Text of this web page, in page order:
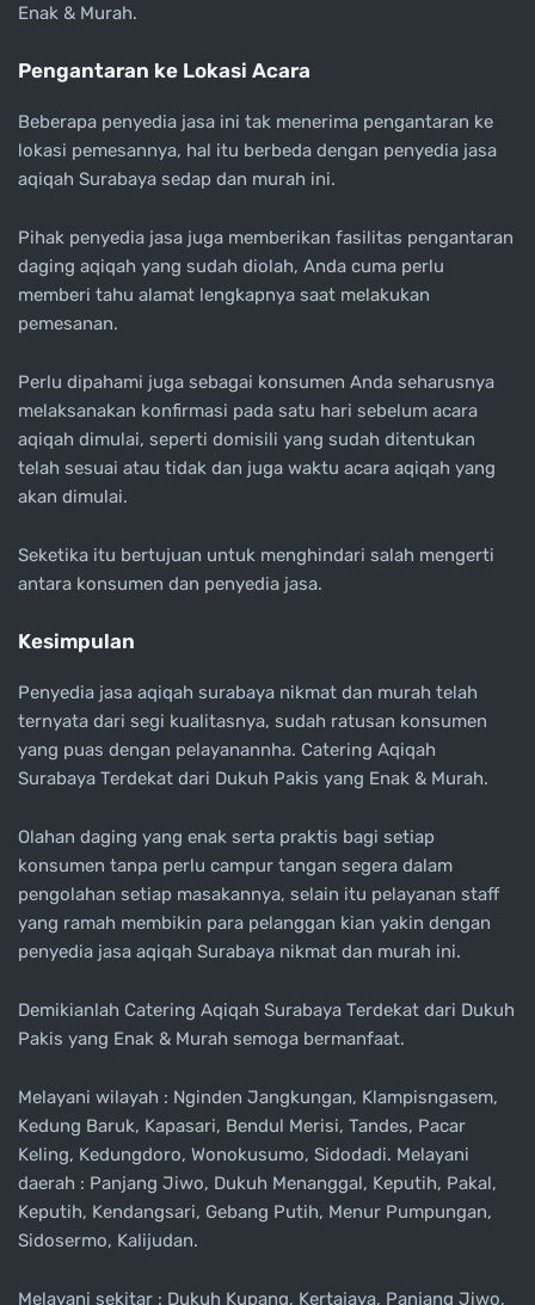
Enak & Murah.
Pengantaran ke Lokasi Acara
Beberapa penyedia jasa ini tak menerima pengantaran ke
lokasi pemesannya, hal itu berbeda dengan penyedia jasa
aqiqah Surabaya sedap dan murah ini.
Pihak penyedia jasa juga memberikan fasilitas pengantaran
daging aqiqah yang sudah diolah, Anda cuma perlu
memberi tahu alamat lengkapnya saat melakukan
pemesanan.
Perlu dipahami juga sebagai konsumen Anda seharusnya
melaksanakan konfirmasi pada satu hari sebelum acara
aqiqah dimulai, seperti domisili yang sudah ditentukan
telah sesuai atau tidak dan juga waktu acara aqiqah yang
akan dimulai.
Seketika itu bertujuan untuk menghindari salah mengerti
antara konsumen dan penyedia jasa.
Kesimpulan
Penyedia jasa aqiqah surabaya nikmat dan murah telah
ternyata dari segi kualitasnya, sudah ratusan konsumen
yang puas dengan pelayanannha. Catering Aqiqah
Surabaya Terdekat dari Dukuh Pakis yang Enak & Murah.
Olahan daging yang enak serta praktis bagi setiap
konsumen tanpa perlu campur tangan segera dalam
pengolahan setiap masakannya, selain itu pelayanan staff
yang ramah membikin para pelanggan kian yakin dengan
penyedia jasa aqiqah Surabaya nikmat dan murah ini.
Demikianlah Catering Aqiqah Surabaya Terdekat dari Dukuh
Pakis yang Enak & Murah semoga bermanfaat.
Melayani wilayah : Nginden Jangkungan, Klampisngasem,
Kedung Baruk, Kapasari, Bendul Merisi, Tandes, Pacar
Keling, Kedungdoro, Wonokusumo, Sidodadi. Melayani
daerah : Panjang Jiwo, Dukuh Menanggal, Keputih, Pakal,
Keputih, Kendangsari, Gebang Putih, Menur Pumpungan,
Sidosermo, Kalijudan.
Melayani sekitar : Dukuh Kupang, Kertajaya, Panjang Jiwo,